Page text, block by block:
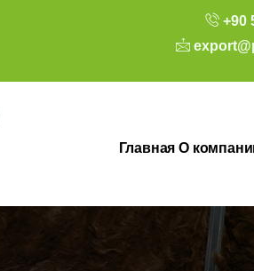
+90
Главная О